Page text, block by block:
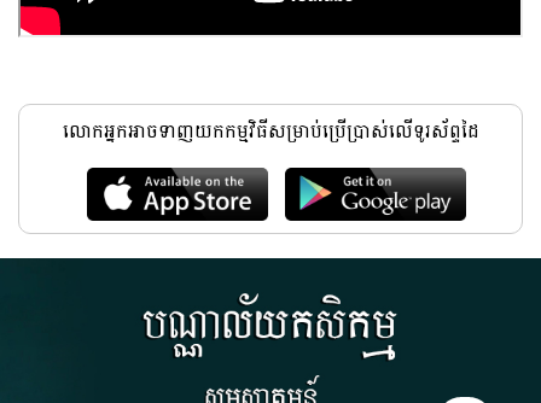
លោកអ្នកអាចទាញយកកម្មវិធីសម្រាប់ប្រើប្រាស់លើទូរស័ព្ទដៃ